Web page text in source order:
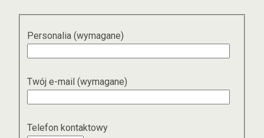
Personalia (wymagane)
Twój e-mail (wymagane)
Telefon kontaktowy